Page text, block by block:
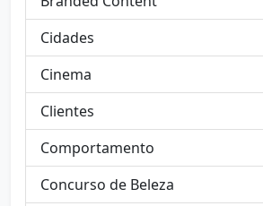
Cidades
Cinema
Clientes
Comportamento
Concurso de Beleza